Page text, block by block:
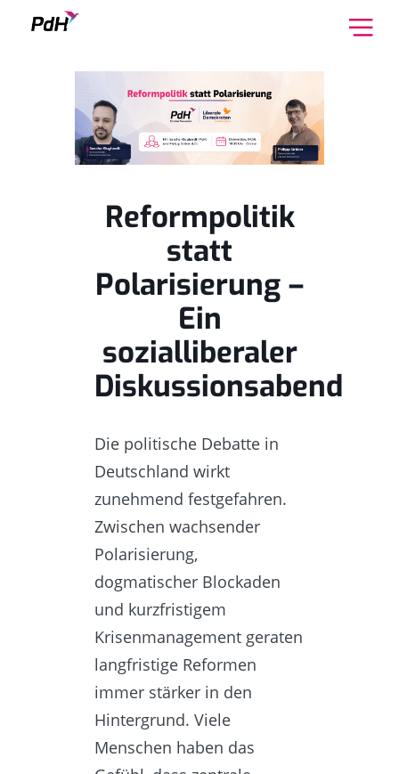
Reformpolitik
statt
Polarisierung –
Ein
sozialliberaler
Diskussionsabend
Die politische Debatte in
Deutschland wirkt
zunehmend festgefahren.
Zwischen wachsender
Polarisierung,
dogmatischer Blockaden
und kurzfristigem
Krisenmanagement geraten
langfristige Reformen
immer stärker in den
Hintergrund. Viele
Menschen haben das